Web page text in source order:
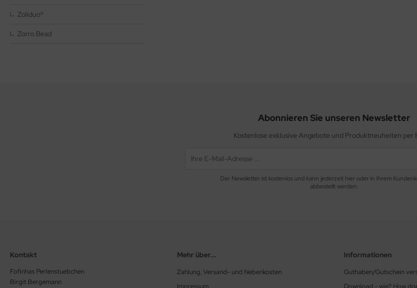
Zoliduo®
Zorro Bead
Abonnieren Sie unseren Newsletter
Kostenlose exklusive Angebote und Produktneuheiten per
Der Newsletter ist kostenlos und kann jederzeit hier oder in Ihrem
abbestellt werden.
Kontakt
Fofinhas Perlenstuebchen
Birgit Bergemann
Mehr über...
Zahlung, Versand- und Nebenkosten
Impressum
Informationen
Guthaben/Gutschein
Download - wie? How